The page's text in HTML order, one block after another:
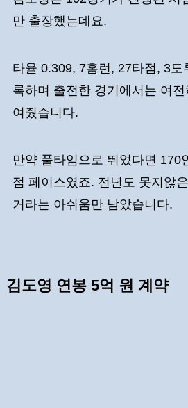
만 출장했는데요.
타율 0.309, 7홈런, 27타점, 3도
록하며 출전한 경기에서는 여
여줬습니다.
만약 풀타임으로 뛰었다면 170
점 페이스였죠. 전년도 못지않
거라는 아쉬움만 남았습니다.
김도영 연봉 5억 원 계약